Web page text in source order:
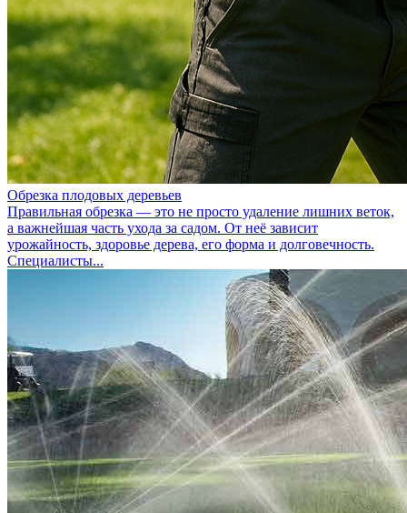
Обрезка плодовых деревьев
Правильная обрезка — это не просто удаление лишних веток,
а важнейшая часть ухода за садом. От неё зависит
урожайность, здоровье дерева, его форма и долговечность.
Специалисты...